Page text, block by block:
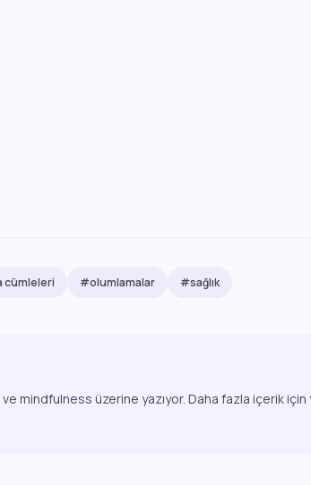
cümleleri #olumlamalar #sağlık
mindfulness üzerine yazıyor. Daha fazla içerik için